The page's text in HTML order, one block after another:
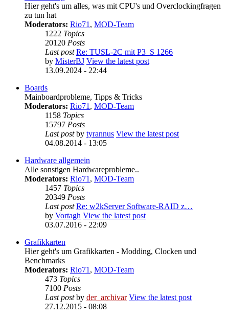
Hier geht's um alles, was mit CPU's und Overclockingfragen
zu tun hat
Moderators: Rio71, MOD-Team
1222 Topics
20120 Posts
Last post Re: TUSL-2C mit P3_S 1266
by MisterBJ View the latest post
13.09.2024 - 22:44
Boards
Mainboardprobleme, Tipps & Tricks
Moderators: Rio71, MOD-Team
1158 Topics
15797 Posts
Last postby tyrannus View the latest post
04.08.2014 - 13:05
Hardware allgemein
Alle sonstigen Hardwareprobleme..
Moderators: Rio71, MOD-Team
1457 Topics
20349 Posts
Last post Re: w2kServer Software-RAID z…
by Vortagh View the latest post
03.07.2016 - 22:09
Grafikkarten
Hier geht's um Grafikkarten - Modding, Clocken und
Benchmarks
Moderators: Rio71, MOD-Team
473 Topics
7100 Posts
Last postby der_archivar View the latest post
27.12.2015 - 08:08